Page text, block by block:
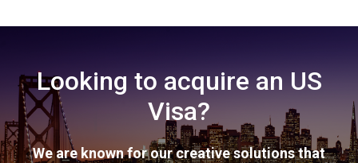
Looking to acquire an US
Visa?
We are known for our creative solutions that